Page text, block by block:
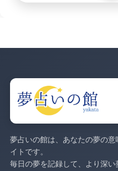
夢占いの館は、あなたの夢の
イトです。
毎日の夢を記録して、より深